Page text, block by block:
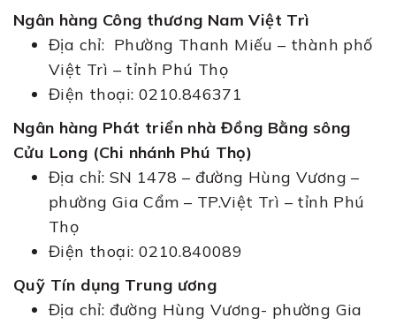
Ngân hàng Công thương Nam Việt Trì
Địa chỉ: Phường Thanh Miếu – thành phố
Việt Trì – tỉnh Phú Thọ
Điện thoại: 0210.846371
Ngân hàng Phát triển nhà Đồng Bằng sông
Cửu Long (Chi nhánh Phú Thọ)
Địa chỉ: SN 1478 – đường Hùng Vương –
phường Gia Cẩm – TP.Việt Trì – tỉnh Phú
Thọ
Điện thoại: 0210.840089
Quỹ Tín dụng Trung ương
Địa chỉ: đường Hùng Vương- phường Gia